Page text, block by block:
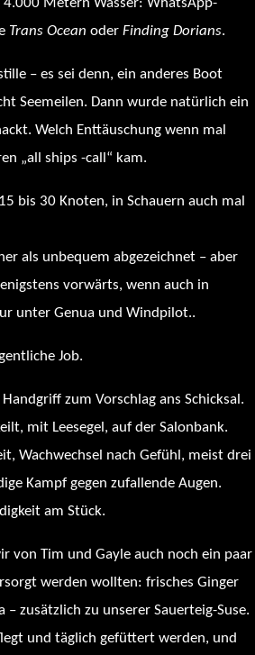
Trans Ocean oder Finding Dorians.
– es sei denn, ein anderes Boot
Seemeilen. Dann wurde natürlich ein
Welch Enttäuschung wenn mal
„all ships -call“ kam.
bis 30 Knoten, in Schauern auch mal
als unbequem abgezeichnet – aber
vorwärts, wenn auch in
unter Genua und Windpilot..
Job.
zum Vorschlag ans Schicksal.
mit Leesegel, auf der Salonbank.
Wachwechsel nach Gefühl, meist drei
Kampf gegen zufallende Augen.
am Stück.
von Tim und Gayle auch noch ein paar
werden wollten: frisches Ginger
– zusätzlich zu unserer Sauerteig-Suse.
und täglich gefüttert werden, und